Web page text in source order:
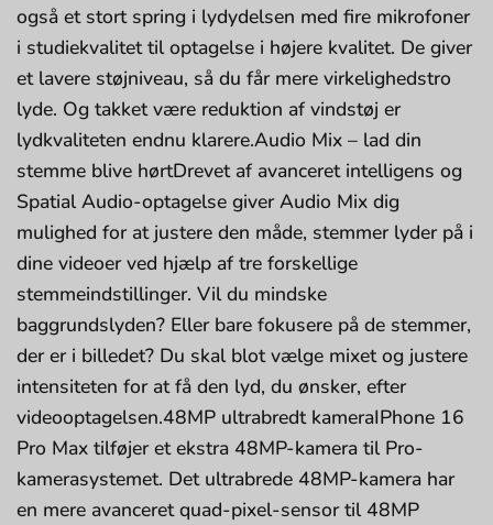
også et stort spring i lydydelsen med fire mikrofoner
i studiekvalitet til optagelse i højere kvalitet. De giver
et lavere støjniveau, så du får mere virkelighedstro
lyde. Og takket være reduktion af vindstøj er
lydkvaliteten endnu klarere.Audio Mix – lad din
stemme blive hørtDrevet af avanceret intelligens og
Spatial Audio-optagelse giver Audio Mix dig
mulighed for at justere den måde, stemmer lyder på i
dine videoer ved hjælp af tre forskellige
stemmeindstillinger. Vil du mindske
baggrundslyden? Eller bare fokusere på de stemmer,
der er i billedet? Du skal blot vælge mixet og justere
intensiteten for at få den lyd, du ønsker, efter
videooptagelsen.48MP ultrabredt kameraIPhone 16
Pro Max tilføjer et ekstra 48MP-kamera til Pro-
kamerasystemet. Det ultrabrede 48MP-kamera har
en mere avanceret quad-pixel-sensor til 48MP